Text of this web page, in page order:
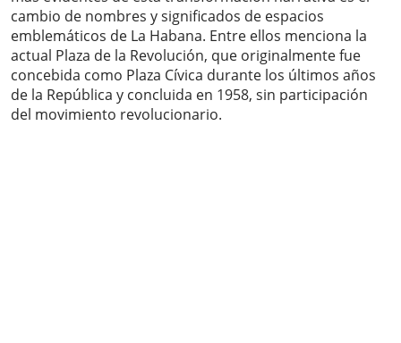
cambio de nombres y significados de espacios
emblemáticos de La Habana. Entre ellos menciona la
actual Plaza de la Revolución, que originalmente fue
concebida como Plaza Cívica durante los últimos años
de la República y concluida en 1958, sin participación
del movimiento revolucionario.